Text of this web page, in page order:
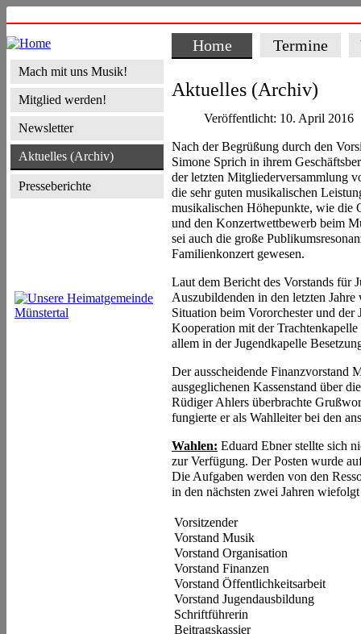
Mach mit uns Musik!
Mitglied werden!
Newsletter
Aktuelles (Archiv)
Presseberichte
Home Termine
Aktuelles (Archiv)
Veröffentlicht: 10. April 2016
Nach der Begrüßung durch den
Simone Sprich in ihrem
der letzten Mitgliederversammlung
die sehr guten musikalischen
musikalischen Höhepunkte, wie die
und den Konzertwettbewerb beim
sei auch die große
Familienkonzert gewesen.
Laut dem Bericht des Vorstands für
Auszubildenden in den letzten
Situation beim Vororchester und
Kooperation mit der
allem in der Jugendkapelle
Der ausscheidende Finanzvorstand
ausgeglichenen Kassenstand über
Rüdiger Ahlers überbrachte
fungierte er als Wahlleiter bei den
Wahlen: Eduard Ebner stellte sich
zur Verfügung. Der Posten wurde
Die Aufgaben werden von den
in den nächsten zwei Jahren
Vorsitzender
Vorstand Musik
Vorstand Organisation
Vorstand Finanzen
Vorstand Öffentlichkeitsarbeit
Vorstand Jugendausbildung
Schriftführerin
Beitragskassier